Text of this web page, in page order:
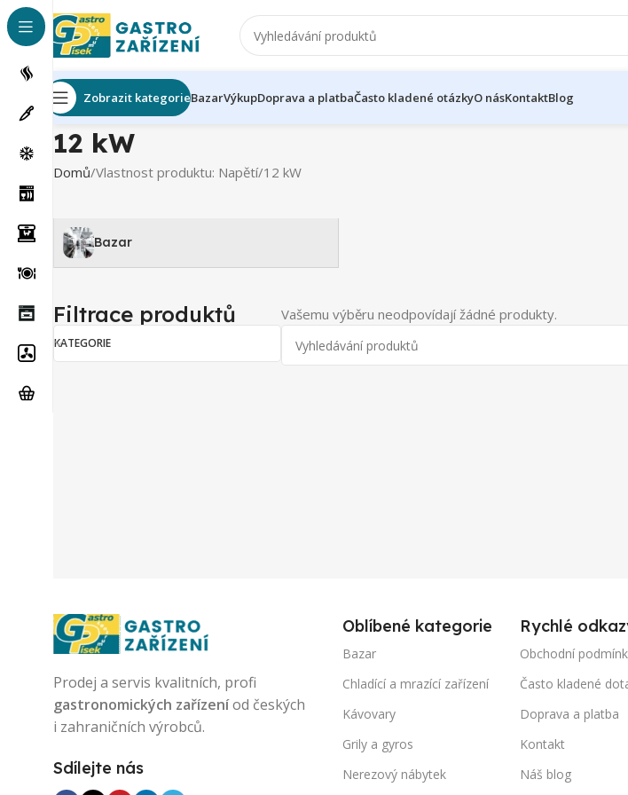
Zobrazit kategorieBazarVýkupDoprava a platbaČasto kladené otázkyO násKontaktBlog
12 kW
Domů Vlastnost produktu: Napětí 12 kW
Bazar
Filtrace produktů
KATEGORIE
Vašemu výběru neodpovídají žádné produkty.
Prodej a servis kvalitních, profi
gastronomických zařízeníod českých
i zahraničních výrobců.
Sdílejte nás
Oblíbené kategorie
Bazar
Chladící a mrazící zařízení
Kávovary
Grily a gyros
Nerezový nábytek
Rychlé
Obchodní
Často kladené
Doprava a platba
Kontakt
Náš blog